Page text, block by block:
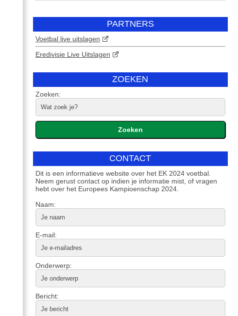
PARTNERS
Voetbal live uitslagen
Eredivisie Live Uitslagen
ZOEKEN
Zoeken:
CONTACT
Dit is een informatieve website over het EK 2024 voetbal.
Neem gerust contact op indien je informatie mist, of vragen
hebt over het Europees Kampioenschap 2024.
Naam:
E-mail:
Onderwerp:
Bericht: